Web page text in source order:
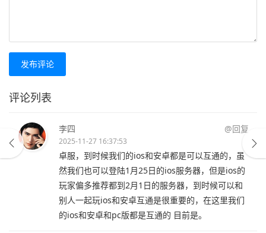
发布评论
评论列表
李四 @回复
2025-11-27 16:37:53
卓服，到时候我们的ios和安卓都是可以互通的，虽
然我们也可以登陆1月25日的ios服务器，但是ios的
玩家偏多推荐都到2月1日的服务器，到时候可以和
别人一起玩ios和安卓互通是很重要的，在这里我们
的ios和安卓和pc版都是互通的 目前是。